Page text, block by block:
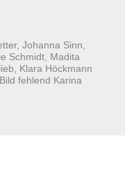
Johanna Sinn,
Schmidt, Madita
Klara Höckmann
fehlend Karina